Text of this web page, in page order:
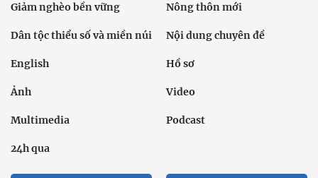
Giảm nghèo bền vững Nông thôn mới
Dân tộc thiểu số và miền núi Nội dung chuyên đề
English Hồ sơ
Ảnh Video
Multimedia Podcast
24h qua